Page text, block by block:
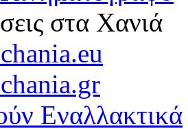
στα Χανιά
Εναλλακτικά